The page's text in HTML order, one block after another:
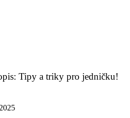
Tipy a triky pro jedničku!